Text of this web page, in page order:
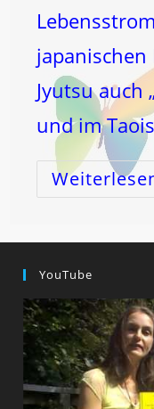
japanischen
Jyutsu auch
und im
YouTube